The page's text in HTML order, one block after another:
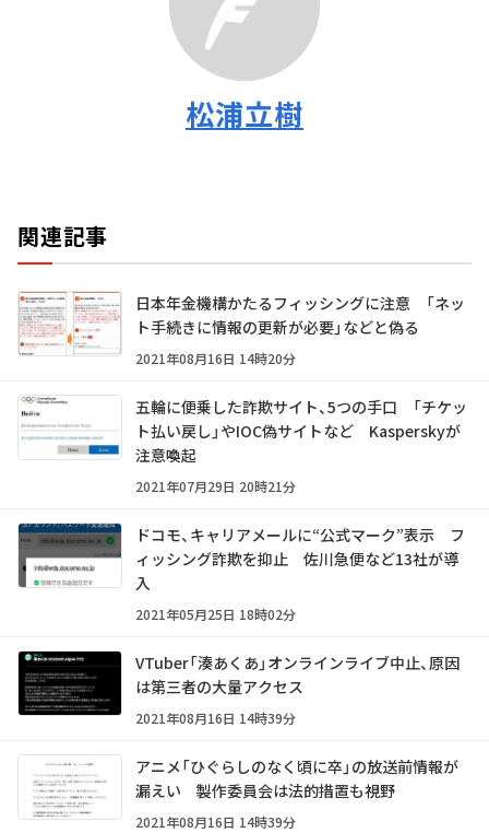
松浦立樹
関連記事
日本年金機構かたるフィッシングに注意 「ネッ
ト手続きに情報の更新が必要」などと偽る
2021年08月16日 14時20分
五輪に便乗した詐欺サイト、5つの手口 「チケッ
ト払い戻し」やIOC偽サイトなど Kasperskyが
注意喚起
2021年07月29日 20時21分
ドコモ、キャリアメールに“公式マーク”表示 フ
ィッシング詐欺を抑止 佐川急便など13社が導
入
2021年05月25日 18時02分
VTuber「湊あくあ」オンラインライブ中止、原因
は第三者の大量アクセス
2021年08月16日 14時39分
アニメ「ひぐらしのなく頃に卒」の放送前情報が
漏えい 製作委員会は法的措置も視野
2021年08月16日 14時39分